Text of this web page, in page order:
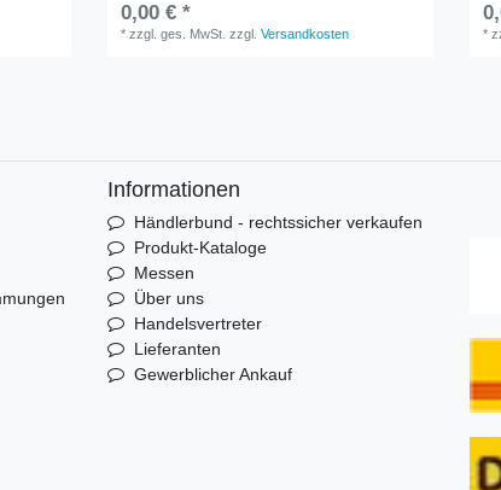
0,00 € *
*zzgl. ges. MwSt. zzgl.Versandkosten *
Informationen
Händlerbund - rechtssicher verkaufen
Produkt-Kataloge
Messen
Über uns
Handelsvertreter
Lieferanten
Gewerblicher Ankauf